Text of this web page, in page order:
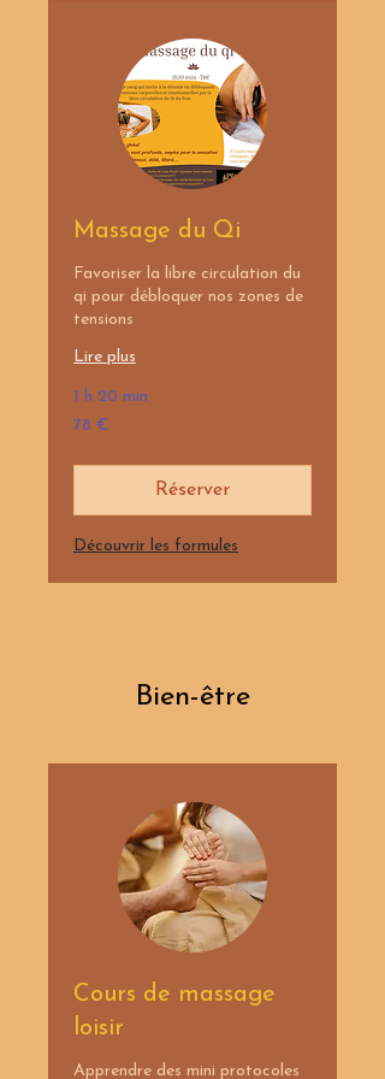
Massage du Qi
Favoriser la libre circulation du
qi pour débloquer nos zones de
tensions
Lire plus
1 h 20 min
78
euros
78 €
Réserver
Découvrir les formules
Bien-être
Cours de massage
loisir
Apprendre des mini protocoles